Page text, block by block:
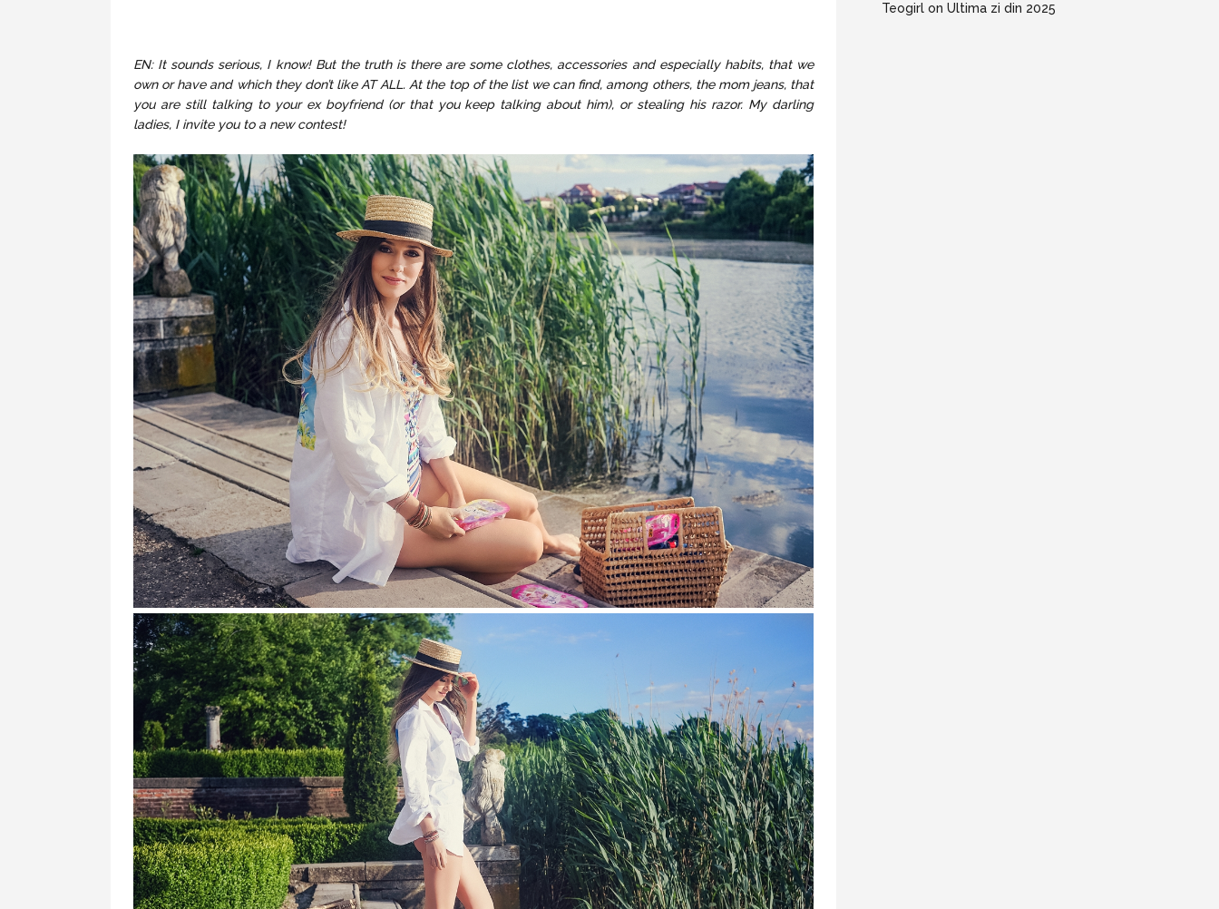
EN: It sounds serious, I know! But the truth is there are some clothes, accessories and especially habits, that we
own or have and which they don’t like AT ALL. At the top of the list we can find, among others, the mom jeans, that
you are still talking to your ex boyfriend (or that you keep talking about him), or stealing his razor. My darling
ladies, I invite you to a new contest!
Teogirl on Ultima zi din 2025